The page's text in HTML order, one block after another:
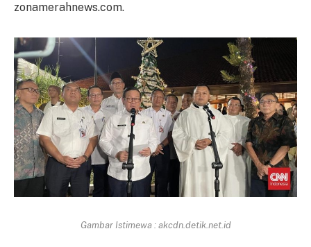
zonamerahnews.com.
Gambar Istimewa : akcdn.detik.net.id